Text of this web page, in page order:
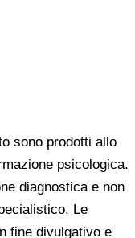
sono prodotti allo
psicologica.
diagnostica e non
Le
fine divulgativo e